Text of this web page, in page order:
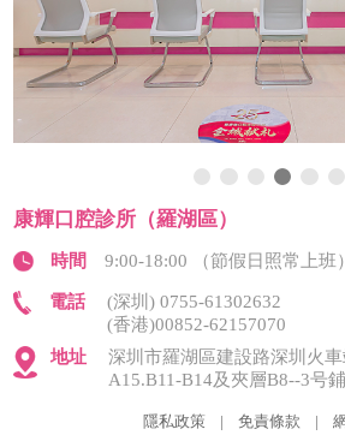
康輝口腔診所（羅湖區）
時間 9:00-18:00 （節假日照常上班）
電話
(深圳) 0755-61302632
(香港)00852-62157070
地址
深圳市羅湖區建設路深圳火
A15.B11-B14及夾層B8--3号鋪
隱私政策 | 免責條款 |